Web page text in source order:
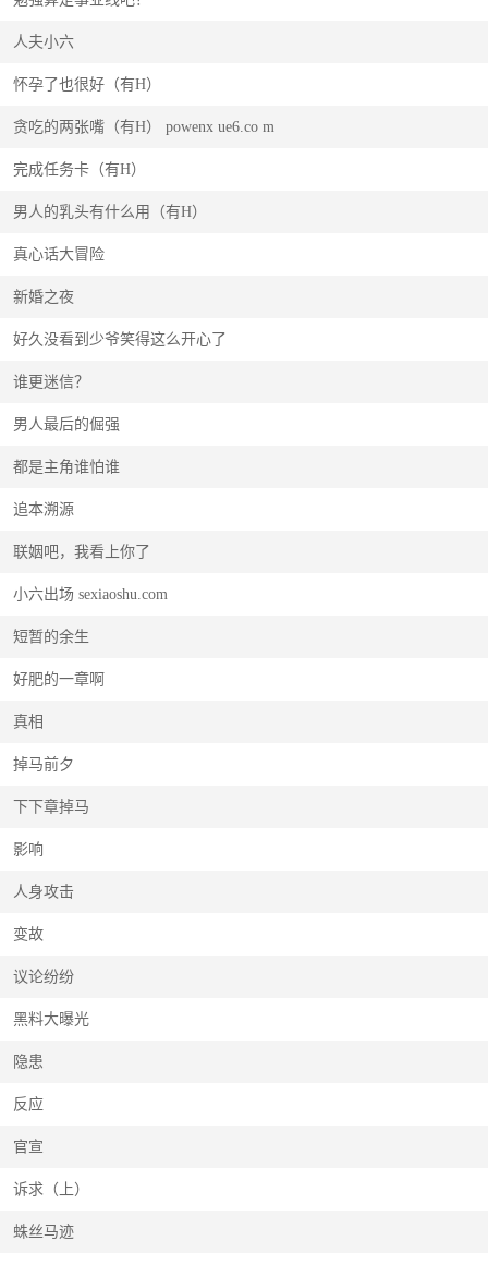
蛛丝马迹
诉求（上）
官宣
反应
隐患
黑料大曝光
议论纷纷
变故
人身攻击
影响
下下章掉马
掉马前夕
真相
好肥的一章啊
短暂的余生
小六出场 sexiaoshu.com
联姻吧，我看上你了
追本溯源
都是主角谁怕谁
男人最后的倔强
谁更迷信？
好久没看到少爷笑得这么开心了
新婚之夜
真心话大冒险
男人的乳头有什么用（有H）
完成任务卡（有H）
贪吃的两张嘴（有H） powenx ue6.co m
怀孕了也很好（有H）
人夫小六